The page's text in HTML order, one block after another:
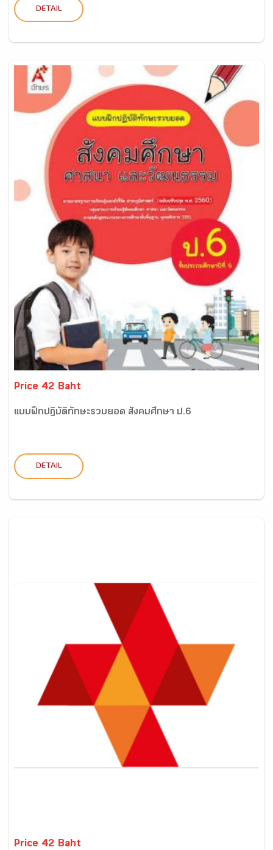
DETAIL
Price 42 Baht
แบบฝึกปฎิบัติทักษะรวบยอด สังคมศึกษา ป.6
DETAIL
Price 42 Baht